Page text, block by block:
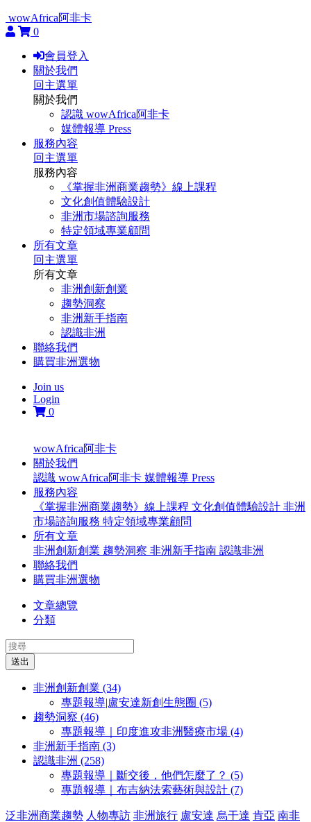
wowAfrica阿非卡
0
會員登入
關於我們
回主選單
關於我們
認識 wowAfrica阿非卡
媒體報導 Press
服務內容
回主選單
服務內容
《掌握非洲商業趨勢》線上課程
文化創值體驗設計
非洲市場諮詢服務
特定領域專業顧問
所有文章
回主選單
所有文章
非洲創新創業
趨勢洞察
非洲新手指南
認識非洲
聯絡我們
購買非洲選物
Join us
Login
0
wowAfrica阿非卡
關於我們
認識 wowAfrica阿非卡 媒體報導 Press
服務內容
《掌握非洲商業趨勢》線上課程 文化創值體驗設計 非洲
市場諮詢服務 特定領域專業顧問
所有文章
非洲創新創業 趨勢洞察 非洲新手指南 認識非洲
聯絡我們
購買非洲選物
文章總覽
分類
送出
非洲創新創業 (34)
專題報導|盧安達新創生態圈 (5)
趨勢洞察 (46)
專題報導｜印度進攻非洲醫療市場 (4)
非洲新手指南 (3)
認識非洲 (258)
專題報導｜斷交後，他們怎麼了？ (5)
專題報導｜布吉納法索藝術與設計 (7)
泛非洲商業趨勢 人物專訪 非洲旅行 盧安達 烏干達 肯亞 南非